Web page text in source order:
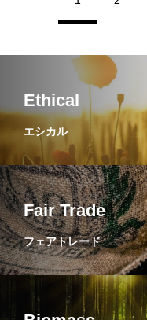
Ethical
エシカル
Fair Trade
フェアトレード